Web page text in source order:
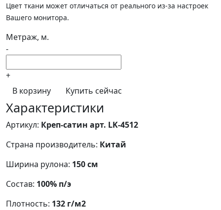
Цвет ткани может отличаться от реального из-за настроек
Вашего монитора.
Метраж, м.
-
+
В корзину
Купить сейчас
Характеристики
Артикул: Креп-сатин арт. LK-4512
Страна производитель: Китай
Ширина рулона: 150 см
Состав: 100% п/э
Плотность: 132 г/м2